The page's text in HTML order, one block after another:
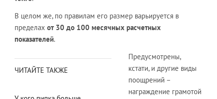
В целом же, по правилам его размер варьируется в
пределах от 30 до 100 месячных расчетных
показателей.
ЧИТАЙТЕ ТАКЖЕ
Предусмотрены,
кстати, и другие виды
поощрений –
награждение грамотой